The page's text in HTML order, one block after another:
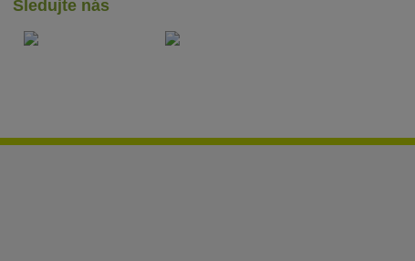
Sledujte nás